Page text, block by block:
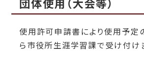
使用許可申請書により使用予定
ら市役所生涯学習課で受け付け